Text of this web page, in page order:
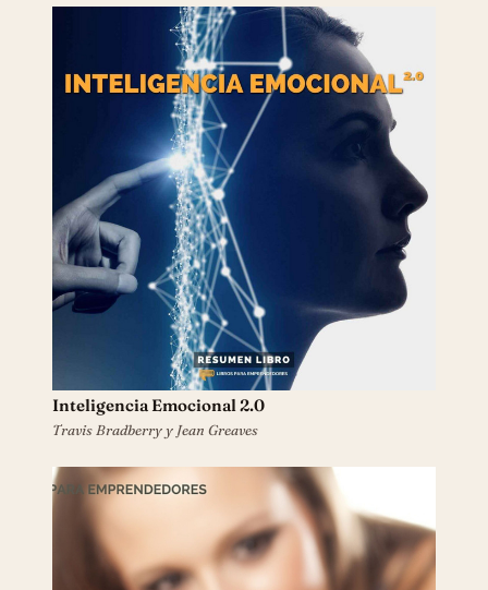
Inteligencia Emocional 2.0
Travis Bradberry y Jean Greaves